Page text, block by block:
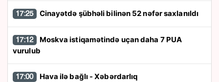
17:25 Cinayətdə şübhəli bilinən 52 nəfər saxlanıldı
17:12
vurulub
17:00 Hava ilə bağlı - Xəbərdarlıq